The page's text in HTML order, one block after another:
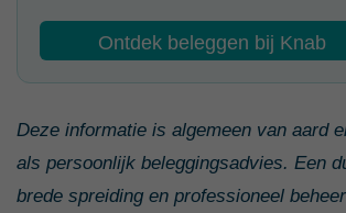
Ontdek beleggen bij Knab
Deze informatie is algemeen van aard
als persoonlijk beleggingsadvies. Een
brede spreiding en professioneel